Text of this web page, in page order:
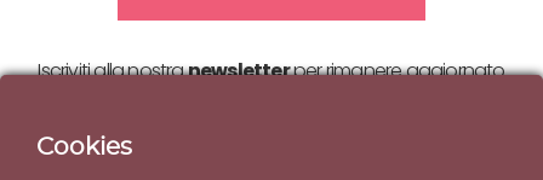
Iscriviti alla nostranewsletterper rimanere aggiornato
Cookies